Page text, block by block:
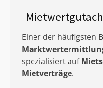
Einer der häufigsten
spezialisiert auf
Mietverträge.